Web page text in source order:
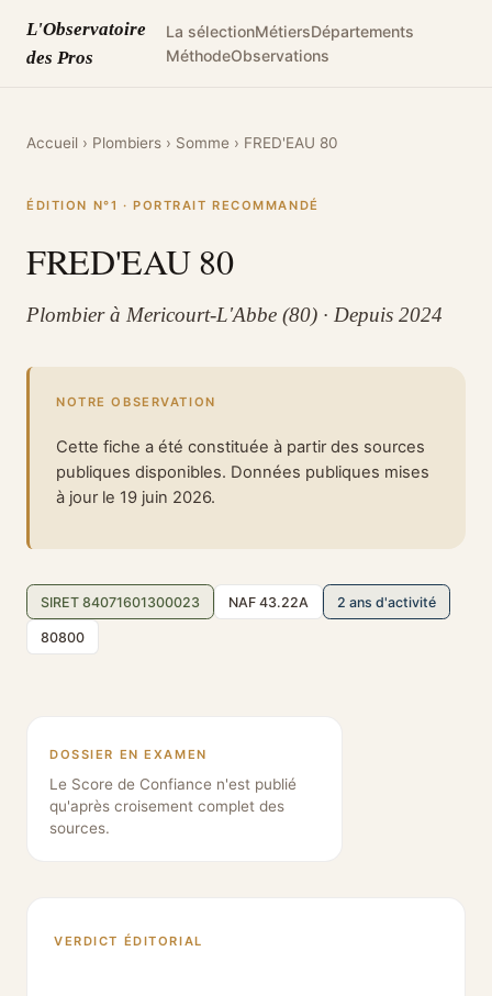
L'Observatoire
des Pros
La sélectionMétiersDépartements
MéthodeObservations
Accueil › Plombiers › Somme › FRED'EAU 80
ÉDITION N°1 · PORTRAIT RECOMMANDÉ
FRED'EAU 80
Plombier à Mericourt-L'Abbe (80) · Depuis 2024
NOTRE OBSERVATION
Cette fiche a été constituée à partir des sources
publiques disponibles. Données publiques mises
à jour le 19 juin 2026.
SIRET 84071601300023 NAF 43.22A 2 ans d'activité
80800
DOSSIER EN EXAMEN
Le Score de Confiance n'est publié
qu'après croisement complet des
sources.
VERDICT ÉDITORIAL